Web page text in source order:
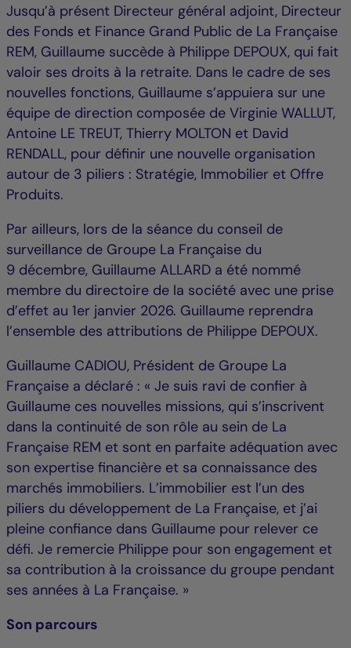
Jusqu’à présent Directeur général adjoint, Directeur
des Fonds et Finance Grand Public de La Française
REM, Guillaume succède à Philippe DEPOUX, qui fait
valoir ses droits à la retraite. Dans le cadre de ses
nouvelles fonctions, Guillaume s’appuiera sur une
équipe de direction composée de Virginie WALLUT,
Antoine LE TREUT, Thierry MOLTON et David
RENDALL, pour définir une nouvelle organisation
autour de 3 piliers : Stratégie, Immobilier et Offre
Produits.
Par ailleurs, lors de la séance du conseil de
surveillance de Groupe La Française du
9 décembre, Guillaume ALLARD a été nommé
membre du directoire de la société avec une prise
d’effet au 1er janvier 2026. Guillaume reprendra
l’ensemble des attributions de Philippe DEPOUX.
Guillaume CADIOU, Président de Groupe La
Française a déclaré : « Je suis ravi de confier à
Guillaume ces nouvelles missions, qui s’inscrivent
dans la continuité de son rôle au sein de La
Française REM et sont en parfaite adéquation avec
son expertise financière et sa connaissance des
marchés immobiliers. L’immobilier est l’un des
piliers du développement de La Française, et j’ai
pleine confiance dans Guillaume pour relever ce
défi. Je remercie Philippe pour son engagement et
sa contribution à la croissance du groupe pendant
ses années à La Française. »
Son parcours